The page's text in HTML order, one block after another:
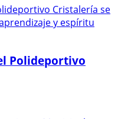
Polideportivo